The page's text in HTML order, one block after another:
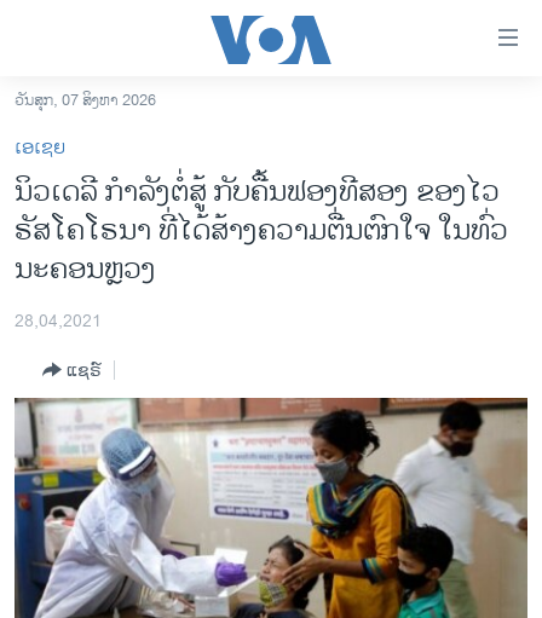
ເຂົ້າ
ຫາ
ຂ້າມ
ຂ້າມ
ຂ້າມ
ໄປ
ຫາ
ຊອກ
ລາວ
ອາເມຣິກາ
ການເລືອກຕັ້ງ ປະທານາທີບໍດີ ສະຫະລັດ 2024
ອິດສະຫຼະພາບດ້ານການຂ່າວ
ຊີວິດຊາວລາວ
ຊຸມຊົນຊາວລາວ
ວິທະຍາສາດ-ເທັກໂນໂລຈີ
ທຸລະກິດ
ວັນສຸກ, 07 ສິງຫາ 2026
ເອເຊຍ
ນິວເດລີ ກຳລັງຕໍ່ສູ້ ກັບຄື້ນຟອງທີສອງ ຂອງໄວ
ຣັສໂຄໂຣນາ ທີ່ໄດ້ສ້າງຄວາມຕື່ນຕົກໃຈ ໃນທົ່ວ
ນະຄອນຫຼວງ
28,04,2021
ແຊຣ໌